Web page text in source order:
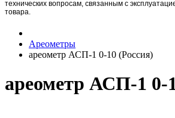
технических вопросам, связанным с
товара.
Ареометры
ареометр АСП-1 0-10 (Россия)
ареометр АСП-1 0-